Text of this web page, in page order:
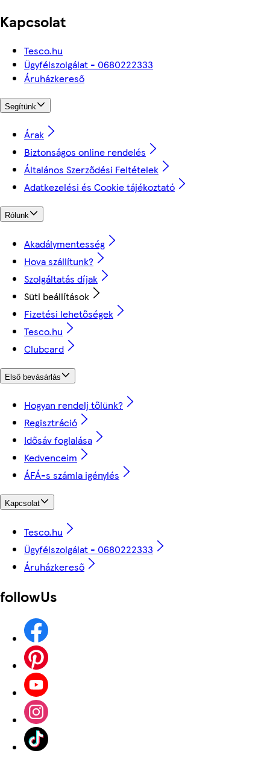
Kapcsolat
Tesco.hu
Ügyfélszolgálat - 0680222333
Áruházkereső
Segítünk
Árak
Biztonságos online rendelés
Általános Szerződési Feltételek
Adatkezelési és Cookie tájékoztató
Rólunk
Akadálymentesség
Hova szállítunk?
Szolgáltatás díjak
Süti beállítások
Fizetési lehetőségek
Tesco.hu
Clubcard
Első bevásárlás
Hogyan rendelj tőlünk?
Regisztráció
Idősáv foglalása
Kedvenceim
ÁFÁ-s számla igénylés
Kapcsolat
Tesco.hu
Ügyfélszolgálat - 0680222333
Áruházkereső
followUs